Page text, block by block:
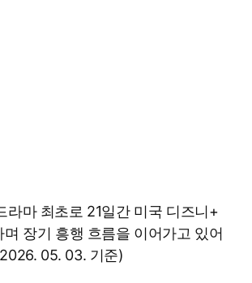
라마 최초로 21일간 미국 디즈니+
며 장기 흥행 흐름을 이어가고 있어
05. 03. 기준)